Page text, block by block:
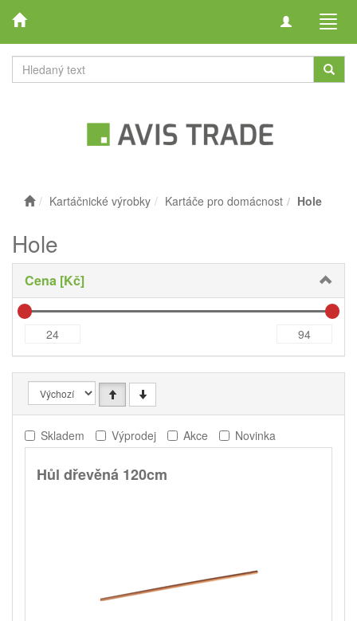
Toggle
Kartáčnické výrobky Kartáče pro domácnost Hole
Hole
Cena [Kč]
Skladem Výprodej Akce Novinka
Hůl dřevěná 120cm